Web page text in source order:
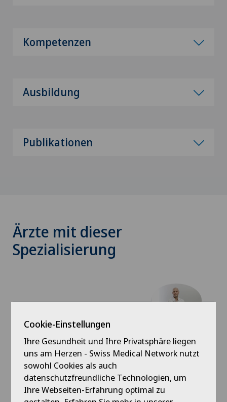
Kompetenzen
Ausbildung
Publikationen
Ärzte mit dieser
Spezialisierung
Clinica Ars Medica
Dr. med. Nicholas Bonello
Spezialisierung
Anästhesiologie
Cookie-Einstellungen
Ihre Gesundheit und Ihre Privatsphäre liegen
uns am Herzen - Swiss Medical Network nutzt
sowohl Cookies als auch
datenschutzfreundliche Technologien, um
Ihre Webseiten-Erfahrung optimal zu